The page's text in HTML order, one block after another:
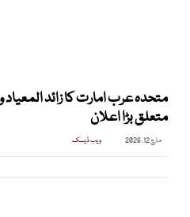
متحدہ عرب امارت کا زائد
متعلق بڑا اعلان
مارچ 12, 2026 ویب ڈیسک